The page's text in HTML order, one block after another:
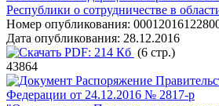
Республики о сотрудничестве в
Номер опубликования:
Дата опубликования: 28.12.2016
PDF: 214 Кб (6 стр.)
43864
Распоряжение
Федерации от 24.12.2016 № 2817-р